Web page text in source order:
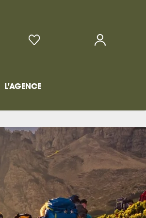
L'AGENCE